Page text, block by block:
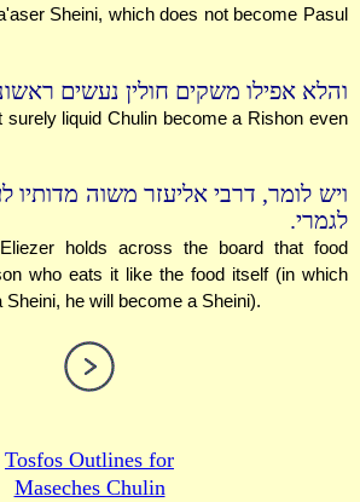
Sheini, which does not become Pasul
והלא אפילו משקים חולין נעשים
surely liquid Chulin become a Rishon even
ויש לומר, דרבי אליעזר משוה
לגמרי.
holds across the board that food
who eats it like the food itself (in which
he will become a Sheini).
Tosfos Outlines for
Maseches Chulin